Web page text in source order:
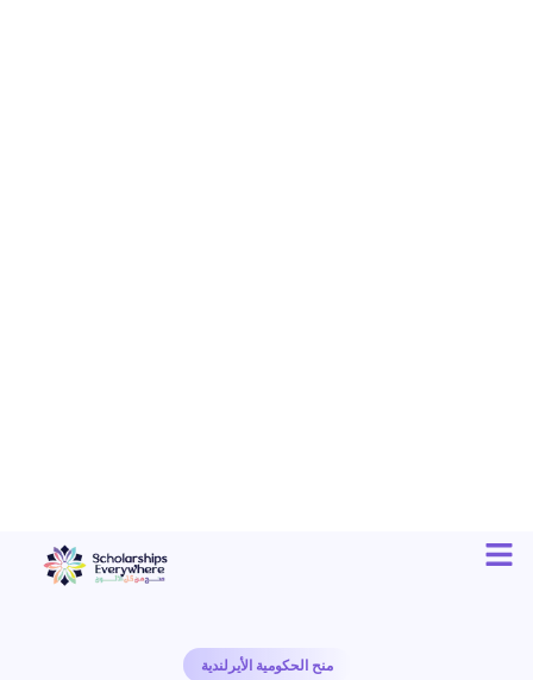
منح الحكومية الأيرلندية